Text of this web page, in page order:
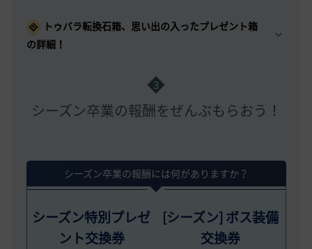
トゥバラ転換石箱、思い出の入ったプレゼント箱
の詳細！
3
シーズン卒業の報酬をぜんぶもらおう！
シーズン卒業の報酬には何がありますか？
シーズン特別プレゼ
ント交換券
[シーズン] ボス装備
交換券